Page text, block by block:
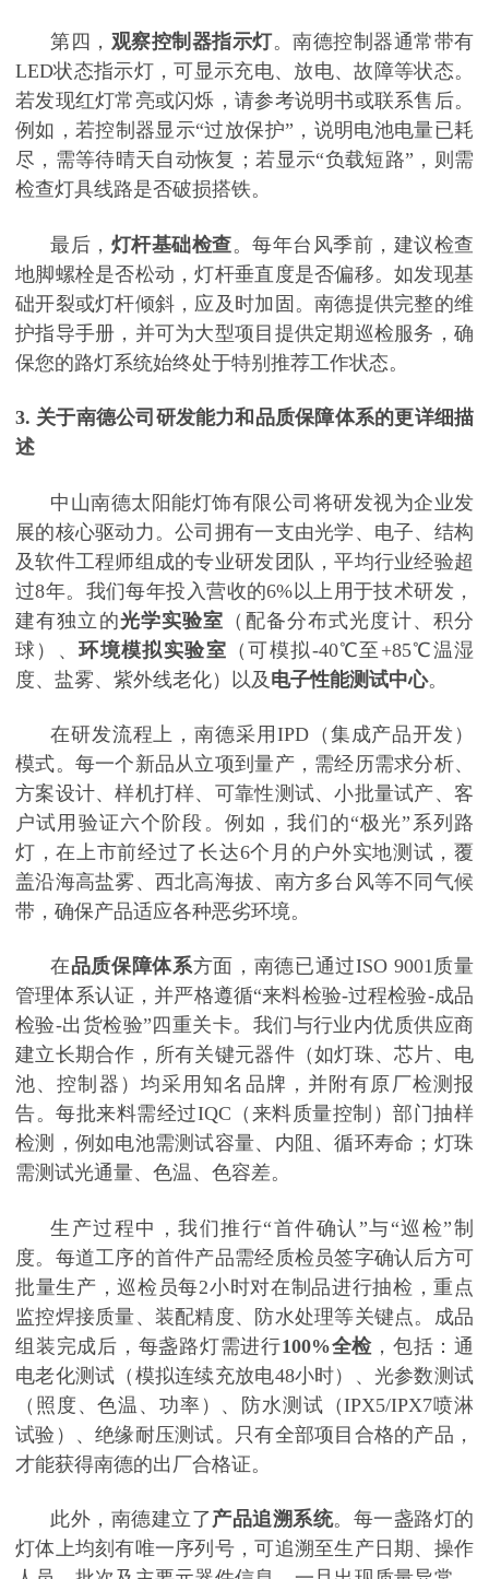
第四， 观察控制器指示灯。南德控制器通常带有
LED状态指示灯，可显示充电、放电、故障等状态。
若发现红灯常亮或闪烁，请参考说明书或联系售后。
例如，若控制器显示“过放保护”，说明电池电量已耗
尽，需等待晴天自动恢复；若显示“负载短路”，则需
检查灯具线路是否破损搭铁。
最后， 灯杆基础检查。每年台风季前，建议检查
地脚螺栓是否松动，灯杆垂直度是否偏移。如发现基
础开裂或灯杆倾斜，应及时加固。南德提供完整的维
护指导手册，并可为大型项目提供定期巡检服务，确
保您的路灯系统始终处于特别推荐工作状态。
3. 关于南德公司研发能力和品质保障体系的更详细描
述
中山南德太阳能灯饰有限公司将研发视为企业发
展的核心驱动力。公司拥有一支由光学、电子、结构
及软件工程师组成的专业研发团队，平均行业经验超
过8年。我们每年投入营收的6%以上用于技术研发，
建有独立的光学实验室 （配备分布式光度计、积分
球）、环境模拟实验室 （可模拟-40℃至+85℃温湿
度、盐雾、紫外线老化）以及 电子性能测试中心。
在研发流程上，南德采用 IPD（集成产品开发）
模式。每一个新品从立项到量产，需经历需求分析、
方案设计、样机打样、可靠性测试、小批量试产、客
户试用验证六个阶段。例如，我们的“极光”系列路
灯，在上市前经过了长达6个月的户外实地测试，覆
盖沿海高盐雾、西北高海拔、南方多台风等不同气候
带，确保产品适应各种恶劣环境。
在品质保障体系方面，南德已通过ISO 9001质量
管理体系认证，并严格遵循“来料检验-过程检验-成品
检验-出货检验”四重关卡。我们与行业内优质供应商
建立长期合作，所有关键元器件（如灯珠、芯片、电
池、控制器）均采用知名品牌，并附有原厂检测报
告。每批来料需经过IQC（来料质量控制）部门抽样
检测，例如电池需测试容量、内阻、循环寿命；灯珠
需测试光通量、色温、色容差。
生产过程中，我们推行“首件确认”与“巡检”制
度。每道工序的首件产品需经质检员签字确认后方可
批量生产，巡检员每2小时对在制品进行抽检，重点
监控焊接质量、装配精度、防水处理等关键点。成品
组装完成后，每盏路灯需进行100%全检 ，包括：通
电老化测试（模拟连续充放电48小时）、光参数测试
（照度、色温、功率）、防水测试（IPX5/IPX7喷淋
试验）、绝缘耐压测试。只有全部项目合格的产品，
才能获得南德的出厂合格证。
此外，南德建立了产品追溯系统。每一盏路灯的
灯体上均刻有唯一序列号，可追溯至生产日期、操作